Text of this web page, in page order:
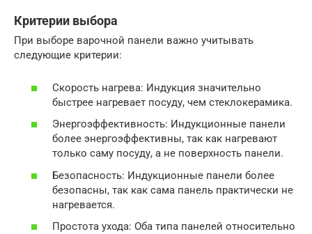
Критерии выбора
При выборе варочной панели важно учитывать
следующие критерии:
Скорость нагрева: Индукция значительно
быстрее нагревает посуду, чем стеклокерамика.
Энергоэффективность: Индукционные панели
более энергоэффективны, так как нагревают
только саму посуду, а не поверхность панели.
Безопасность: Индукционные панели более
безопасны, так как сама панель практически не
нагревается.
Простота ухода: Оба типа панелей относительно